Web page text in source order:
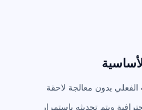
بدون معالجة لاحقة